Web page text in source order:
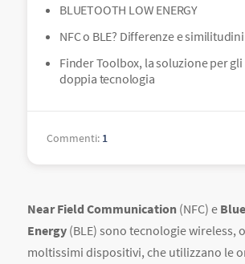
BLUETOOTH LOW ENERGY
NFC o BLE? Differenze e similitudini
Finder Toolbox, la soluzione per
doppia tecnologia
Commenti: 1
Near Field Communication (NFC) e
Energy (BLE) sono tecnologie wireless,
moltissimi dispositivi, che utilizzano le